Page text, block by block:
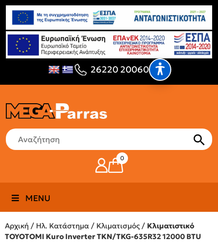
26220 20060
0
MENU
Αρχική / Ηλ. Κατάστημα / Κλιματισμός / Κλιματιστικό
TOYOTOMI Kuro Inverter TKN/TKG-635R32 12000 BTU